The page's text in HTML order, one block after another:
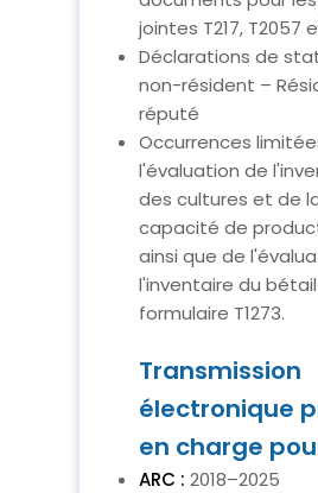
jointes T217, T2057
Déclarations de
non-résident –
réputé
Occurrences
l'évaluation de
des cultures et de
capacité de
ainsi que de
l'inventaire du
formulaire T1273.
Transmission
électronique
en charge
ARC : 2018–2025